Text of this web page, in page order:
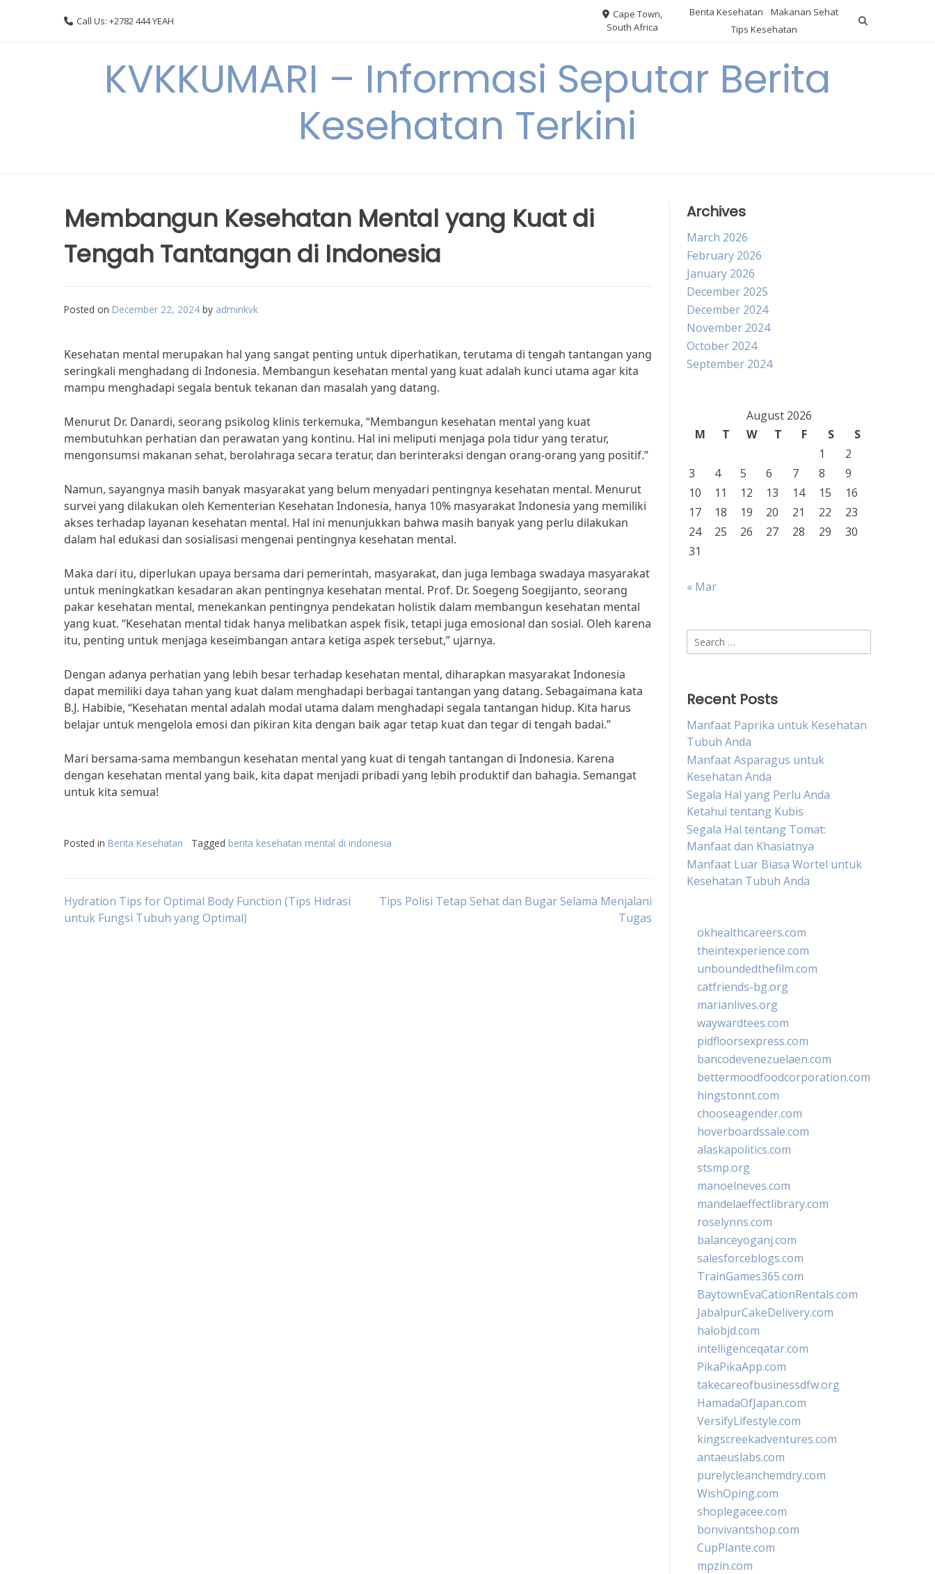
Call Us: +2782 444 YEAH
Cape Town,
South Africa
Berita Kesehatan
Makanan Sehat
Tips Kesehatan
KVKKUMARI – Informasi Seputar Berita
Kesehatan Terkini
Membangun Kesehatan Mental yang Kuat di
Tengah Tantangan di Indonesia
Posted on December 22, 2024 by adminkvk
Kesehatan mental merupakan hal yang sangat penting untuk diperhatikan, terutama di tengah tantangan yang
seringkali menghadang di Indonesia. Membangun kesehatan mental yang kuat adalah kunci utama agar kita
mampu menghadapi segala bentuk tekanan dan masalah yang datang.
Menurut Dr. Danardi, seorang psikolog klinis terkemuka, “Membangun kesehatan mental yang kuat
membutuhkan perhatian dan perawatan yang kontinu. Hal ini meliputi menjaga pola tidur yang teratur,
mengonsumsi makanan sehat, berolahraga secara teratur, dan berinteraksi dengan orang-orang yang positif.”
Namun, sayangnya masih banyak masyarakat yang belum menyadari pentingnya kesehatan mental. Menurut
survei yang dilakukan oleh Kementerian Kesehatan Indonesia, hanya 10% masyarakat Indonesia yang memiliki
akses terhadap layanan kesehatan mental. Hal ini menunjukkan bahwa masih banyak yang perlu dilakukan
dalam hal edukasi dan sosialisasi mengenai pentingnya kesehatan mental.
Maka dari itu, diperlukan upaya bersama dari pemerintah, masyarakat, dan juga lembaga swadaya masyarakat
untuk meningkatkan kesadaran akan pentingnya kesehatan mental. Prof. Dr. Soegeng Soegijanto, seorang
pakar kesehatan mental, menekankan pentingnya pendekatan holistik dalam membangun kesehatan mental
yang kuat. “Kesehatan mental tidak hanya melibatkan aspek fisik, tetapi juga emosional dan sosial. Oleh karena
itu, penting untuk menjaga keseimbangan antara ketiga aspek tersebut,” ujarnya.
Dengan adanya perhatian yang lebih besar terhadap kesehatan mental, diharapkan masyarakat Indonesia
dapat memiliki daya tahan yang kuat dalam menghadapi berbagai tantangan yang datang. Sebagaimana kata
B.J. Habibie, “Kesehatan mental adalah modal utama dalam menghadapi segala tantangan hidup. Kita harus
belajar untuk mengelola emosi dan pikiran kita dengan baik agar tetap kuat dan tegar di tengah badai.”
Mari bersama-sama membangun kesehatan mental yang kuat di tengah tantangan di Indonesia. Karena
dengan kesehatan mental yang baik, kita dapat menjadi pribadi yang lebih produktif dan bahagia. Semangat
untuk kita semua!
Posted in Berita Kesehatan Tagged berita kesehatan mental di indonesia
Post
Hydration Tips for Optimal Body Function (Tips Hidrasi
untuk Fungsi Tubuh yang Optimal)
Tips Polisi Tetap Sehat dan Bugar Selama Menjalani
Tugas
Archives
March 2026
February 2026
January 2026
December 2025
December 2024
November 2024
October 2024
September 2024
August 2026
M
T W T F S
S
1
2
3
4 5 6 7 8
9
10
11 12 13 14 15
16
17
18 19 20 21 22
23
24
25 26 27 28 29
30
31
« Mar
Search
for:
Recent Posts
Manfaat Paprika untuk Kesehatan
Tubuh Anda
Manfaat Asparagus untuk
Kesehatan Anda
Segala Hal yang Perlu Anda
Ketahui tentang Kubis
Segala Hal tentang Tomat:
Manfaat dan Khasiatnya
Manfaat Luar Biasa Wortel untuk
Kesehatan Tubuh Anda
okhealthcareers.com
theintexperience.com
unboundedthefilm.com
catfriends-bg.org
marianlives.org
waywardtees.com
pidfloorsexpress.com
bancodevenezuelaen.com
bettermoodfoodcorporation.com
hingstonnt.com
chooseagender.com
hoverboardssale.com
alaskapolitics.com
stsmp.org
manoelneves.com
mandelaeffectlibrary.com
roselynns.com
balanceyoganj.com
salesforceblogs.com
TrainGames365.com
BaytownEvaCationRentals.com
JabalpurCakeDelivery.com
halobjd.com
intelligenceqatar.com
PikaPikaApp.com
takecareofbusinessdfw.org
HamadaOfJapan.com
VersifyLifestyle.com
kingscreekadventures.com
antaeuslabs.com
purelycleanchemdry.com
WishOping.com
shoplegacee.com
bonvivantshop.com
CupPlante.com
mpzin.com